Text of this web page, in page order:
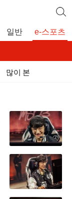
일반 e-스포츠
많이 본